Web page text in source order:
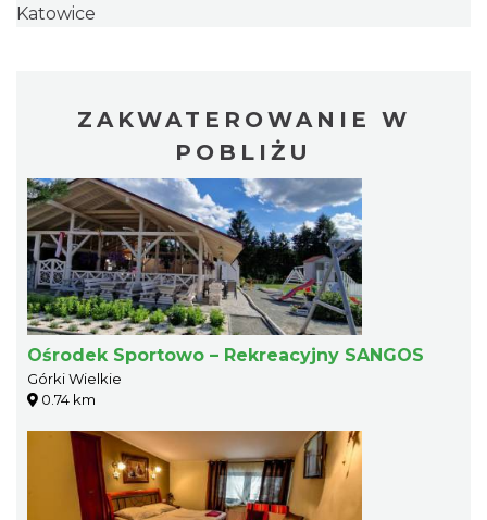
Katowice
ZAKWATEROWANIE W
POBLIŻU
Ośrodek Sportowo – Rekreacyjny SANGOS
Górki Wielkie
0.74 km